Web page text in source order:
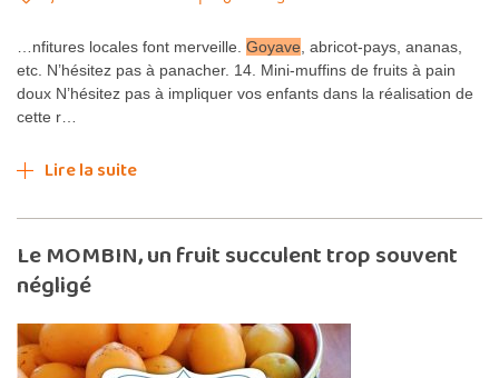
…nfitures locales font merveille. Goyave , abricot-pays, ananas,
etc. N’hésitez pas à panacher. 14. Mini-muffins de fruits à pain
doux N’hésitez pas à impliquer vos enfants dans la réalisation de
cette r…
Lire la suite
Le MOMBIN, un fruit succulent trop souvent
négligé